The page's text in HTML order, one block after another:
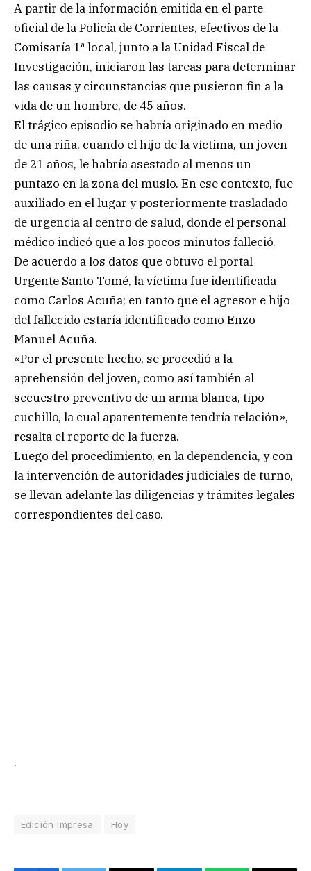
A partir de la información emitida en el parte
oficial de la Policía de Corrientes, efectivos de la
Comisaría 1ª local, junto a la Unidad Fiscal de
Investigación, iniciaron las tareas para determinar
las causas y circunstancias que pusieron fin a la
vida de un hombre, de 45 años.
El trágico episodio se habría originado en medio
de una riña, cuando el hijo de la víctima, un joven
de 21 años, le habría asestado al menos un
puntazo en la zona del muslo. En ese contexto, fue
auxiliado en el lugar y posteriormente trasladado
de urgencia al centro de salud, donde el personal
médico indicó que a los pocos minutos falleció.
De acuerdo a los datos que obtuvo el portal
Urgente Santo Tomé, la víctima fue identificada
como Carlos Acuña; en tanto que el agresor e hijo
del fallecido estaría identificado como Enzo
Manuel Acuña.
«Por el presente hecho, se procedió a la
aprehensión del joven, como así también al
secuestro preventivo de un arma blanca, tipo
cuchillo, la cual aparentemente tendría relación»,
resalta el reporte de la fuerza.
Luego del procedimiento, en la dependencia, y con
la intervención de autoridades judiciales de turno,
se llevan adelante las diligencias y trámites legales
correspondientes del caso.
.
Edición Impresa Hoy